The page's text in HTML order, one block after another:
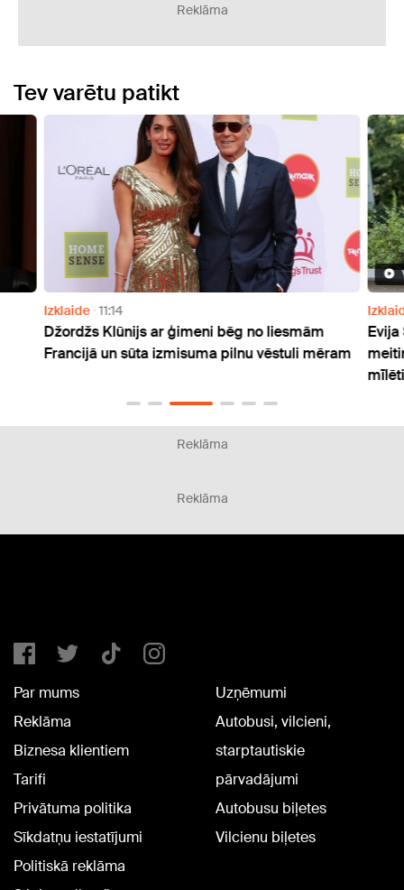
Reklāma
Tev varētu patikt
Izklaide 11:14
Džordžs Klūnijs ar ģimeni bēg no liesmām
Francijā un sūta izmisuma pilnu vēstuli mēram
Evija
Reklāma
Reklāma
Par mums
Reklāma
Biznesa klientiem
Tarifi
Privātuma politika
Sīkdatņu iestatījumi
Politiskā reklāma
Uzņēmumi
Autobusi, vilcieni,
starptautiskie
pārvadājumi
Autobusu biļetes
Vilcienu biļetes